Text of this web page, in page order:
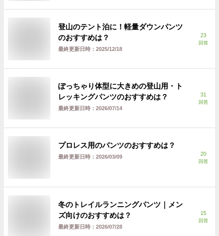
登山のテント泊に！軽量ダウンパンツ
のおすすめは？
最終更新日時： 2025/12/18
23
回答
ぽっちゃり体型に大きめの登山用・ト
レッキングパンツのおすすめは？
最終更新日時： 2026/07/14
31
回答
プロレス用のパンツのおすすめは？
最終更新日時： 2026/03/09 20
回答
冬のトレイルランニングパンツ｜メン
ズ向けのおすすめは？
最終更新日時： 2026/07/28
15
回答